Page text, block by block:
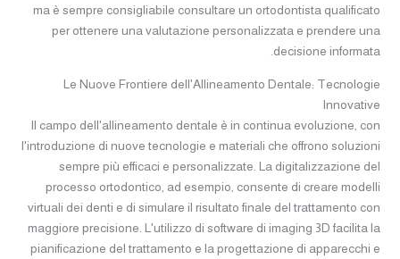
ma è sempre consigliabile consultare un ortodontista qualificato
per ottenere una valutazione personalizzata e prendere una
decisione informata.
Le Nuove Frontiere dell'Allineamento Dentale: Tecnologie
Innovative
Il campo dell'allineamento dentale è in continua evoluzione, con
l'introduzione di nuove tecnologie e materiali che offrono soluzioni
sempre più efficaci e personalizzate. La digitalizzazione del
processo ortodontico, ad esempio, consente di creare modelli
virtuali dei denti e di simulare il risultato finale del trattamento con
maggiore precisione. L'utilizzo di software di imaging 3D facilita la
pianificazione del trattamento e la progettazione di apparecchi e